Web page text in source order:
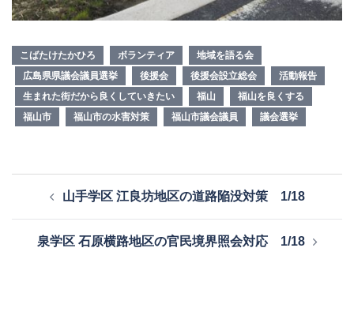
こばたけたかひろ ボランティア
地域を語る会
広島県県議会議員選挙
後援会 後援会設立総会
活動報告
生まれた街だから良くしていきたい
福山
福山を良くする
福山市
福山市の水害対策 福山市議会議員 議会選挙
山手学区 江良坊地区の道路陥没対策 1/18
泉学区 石原横路地区の官民境界照会対応 1/18